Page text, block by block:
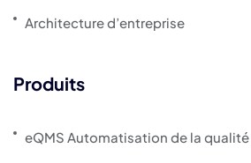
Architecture d’entreprise
Produits
eQMS Automatisation de la qualité